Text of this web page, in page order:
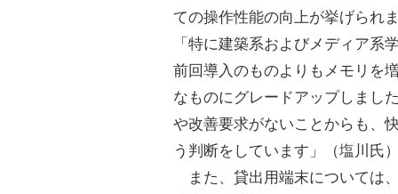
ての操作性能の向上が挙げられ
「特に建築系およびメディア系
前回導入のものよりもメモリを
なものにグレードアップしまし
や改善要求がないことからも、
う判断をしています」（塩川氏
また、貸出用端末については